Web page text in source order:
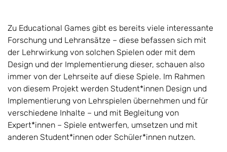
Zu Educational Games gibt es bereits viele interessante
Forschung und Lehransätze – diese befassen sich mit
der Lehrwirkung von solchen Spielen oder mit dem
Design und der Implementierung dieser, schauen also
immer von der Lehrseite auf diese Spiele. Im Rahmen
von diesem Projekt werden Student*innen Design und
Implementierung von Lehrspielen übernehmen und für
verschiedene Inhalte – und mit Begleitung von
Expert*innen – Spiele entwerfen, umsetzen und mit
anderen Student*innen oder Schüler*innen nutzen.